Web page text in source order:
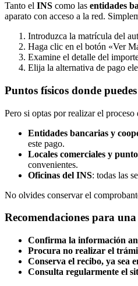
Tanto el INS como las entidades
aparato con acceso a la red.
Introduzca la matrícula del
Haga clic en el botón «Ver
Examine el detalle del
Elija la alternativa de pago
Puntos físicos donde
Pero si optas por realizar el
Entidades bancarias y
este pago.
Locales comerciales y
convenientes.
Oficinas del INS: todas las
No olvides conservar el
Recomendaciones para
Confirma la información
Procura no realizar el
Conserva el recibo, ya sea
Consulta regularmente el